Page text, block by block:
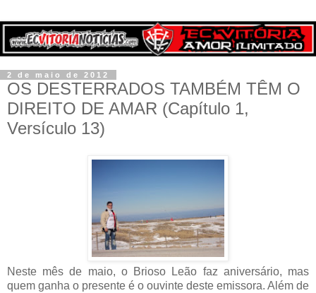
2 de maio de 2012
OS DESTERRADOS TAMBÉM TÊM O
DIREITO DE AMAR (Capítulo 1,
Versículo 13)
Neste mês de maio, o Brioso Leão faz aniversário, mas
quem ganha o presente é o ouvinte deste emissora. Além de